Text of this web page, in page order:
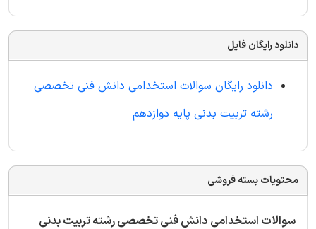
دانلود رایگان فایل
دانلود رایگان سوالات استخدامی دانش فنی تخصصی
رشته تربیت بدنی پایه دوازدهم
محتویات بسته فروشی
سوالات استخدامی دانش فنی تخصصی رشته تربیت بدنی